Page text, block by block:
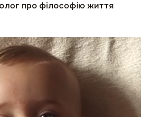
про філософію життя